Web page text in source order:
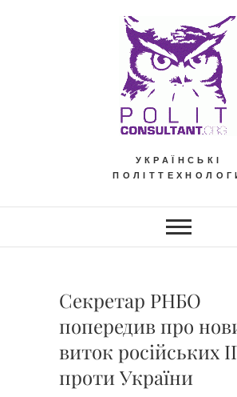
УКРАЇНСЬКІ
Секретар РНБО
попередив про
виток російських
проти України